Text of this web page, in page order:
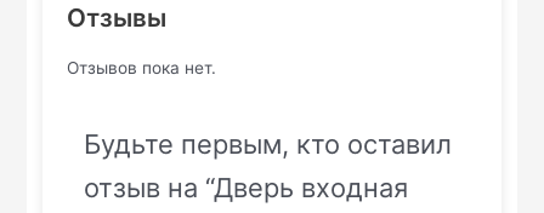
Отзывы
Отзывов пока нет.
Будьте первым, кто оставил
отзыв на “Дверь входная